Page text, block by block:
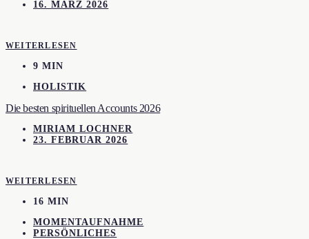
16. MÄRZ 2026
WEITERLESEN
9 MIN
HOLISTIK
Die besten spirituellen Accounts 2026
MIRIAM LOCHNER
23. FEBRUAR 2026
WEITERLESEN
16 MIN
MOMENTAUFNAHME
PERSÖNLICHES